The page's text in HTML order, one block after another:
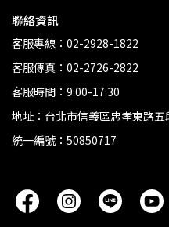
聯絡資訊
客服專線：02-2928-1822
客服傳真：02-2726-2822
客服時間：9:00-17:30
地址：台北市信義區忠孝東路
統一編號：50850717